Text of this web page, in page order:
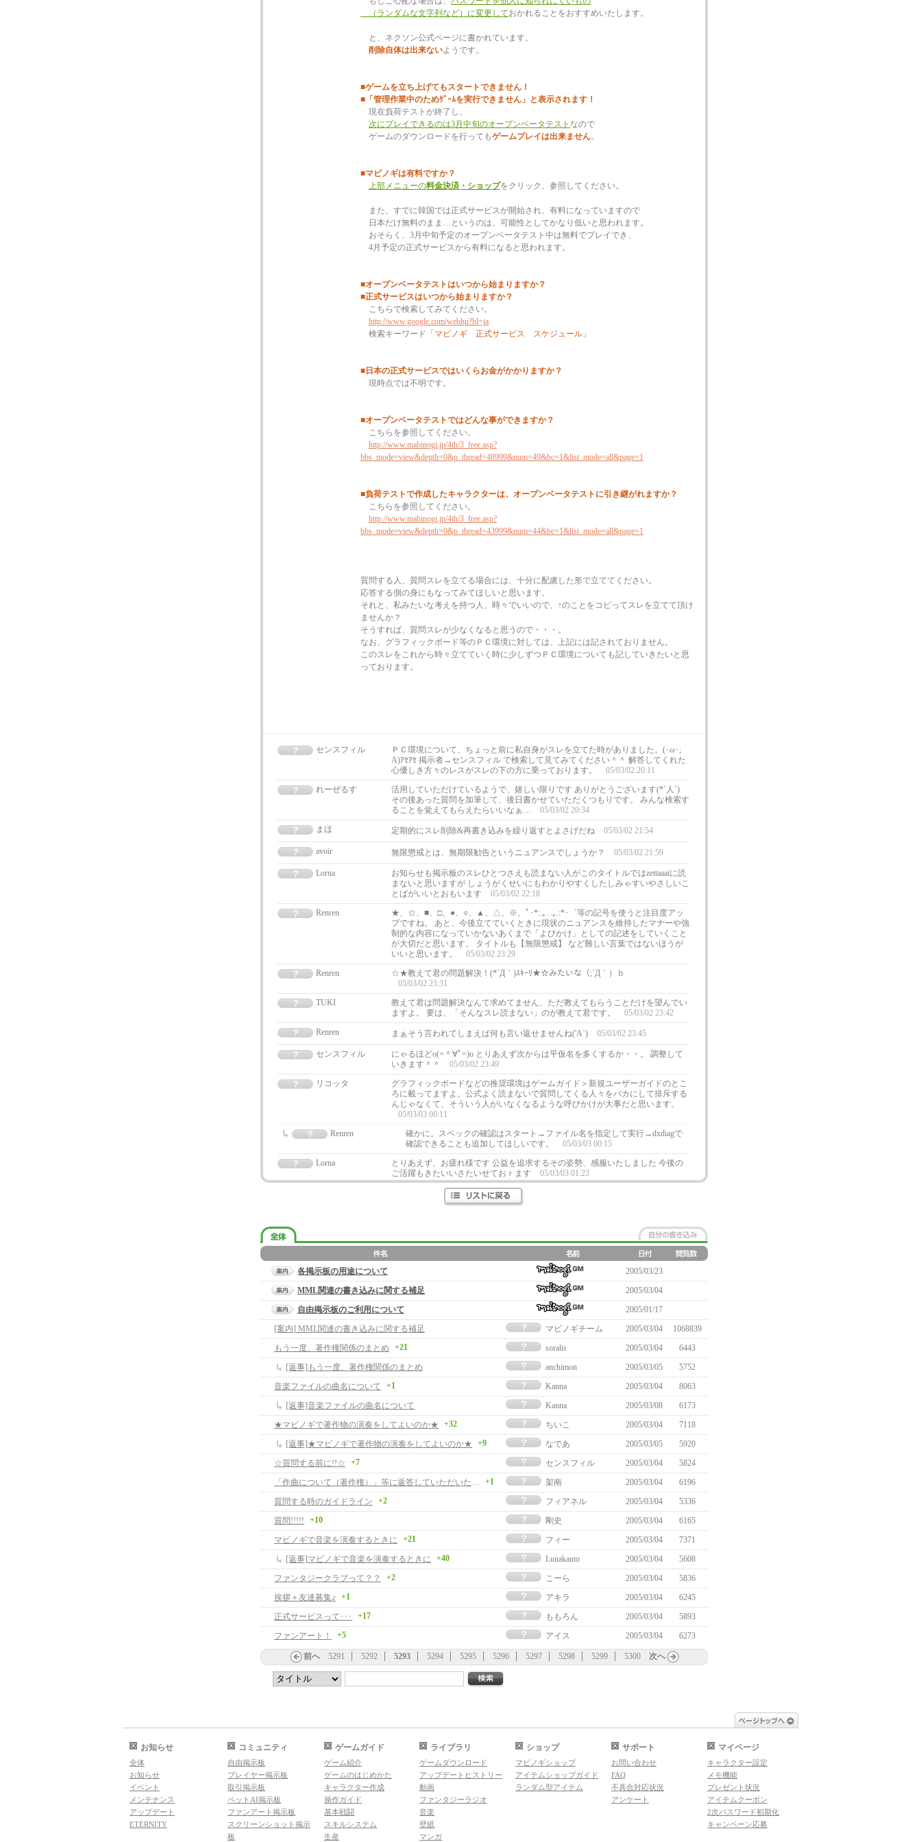
（ランダムな文字列など）に変更しておかれることをおすすめいたします。
と、ネクソン公式ページに書かれています。
削除自体は出来ないようです。
■ゲームを立ち上げてもスタートできません！
■「管理作業中のためｹﾞｰﾑを実行できません」と表示されます！
現在負荷テストが終了し、
次にプレイできるのは3月中旬のオープンベータテスト なので
ゲームのダウンロードを行ってもゲームプレイは出来ません。
■マビノギは有料ですか？
上部メニューの料金決済・ショップをクリック、参照してください。
また、すでに韓国では正式サービスが開始され、有料になっていますので
日本だけ無料のまま…というのは、可能性としてかなり低いと思われます。
おそらく、3月中旬予定のオープンベータテスト中は無料でプレイでき、
4月予定の正式サービスから有料になると思われます。
■オープンベータテストはいつから始まりますか？
■正式サービスはいつから始まりますか？
こちらで検索してみてください。
http://www.google.com/webhp?hl=ja
検索キーワード「 マビノギ 正式サービス スケジュール 」
■日本の正式サービスではいくらお金がかかりますか？
現時点では不明です。
■オープンベータテストではどんな事ができますか？
こちらを参照してください。
http://www.mabinogi.jp/4th/3_free.asp?
bbs_mode=view&depth=0&p_thread=48999&num=49&bc=1&list_mode=all&page=1
■負荷テストで作成したキャラクターは、オープンベータテストに引き継がれますか？
こちらを参照してください。
http://www.mabinogi.jp/4th/3_free.asp?
bbs_mode=view&depth=0&p_thread=43999&num=44&bc=1&list_mode=all&page=1
質問する人、質問スレを立てる場合には、十分に配慮した形で立ててください。
応答する側の身にもなってみてほしいと思います。
それと、私みたいな考えを持つ人、時々でいいので、↑のことをコピってスレを立てて頂け
ませんか？
そうすれば、質問スレが少なくなると思うので・・・。
なお、グラフィックボード等のＰＣ環境に対しては、上記には記されておりません。
このスレをこれから時々立てていく時に少しずつＰＣ環境についても記していきたいと思
っております。
センスフィル
ＰＣ環境について、ちょっと前に私自身がスレを立てた時がありました。(･ω･;
A)ｱｾｱｾ 掲示者→センスフィル で検索して見てみてください＾＾ 解答してくれた
心優しき方々のレスがスレの下の方に乗っております。
05/03/02 20:11
れーぜるす
活用していただけているようで、嬉しい限りです ありがとうございます(*´人`)
その後あった質問を加筆して、後日書かせていただくつもりです。 みんな検索す
ることを覚えてもらえたらいいなぁ…
05/03/02 20:34
まほ
定期的にスレ削除&再書き込みを繰り返すとよさげだね 05/03/02 21:54
avoir 無限懲戒とは、無期限勧告というニュアンスでしょうか？ 05/03/02 21:59
Lorna
お知らせも掲示板のスレひとつさえも読まない人がこのタイトルではzettaaaiに読
まないと思いますが しょうがくせいにもわかりやすくしたしみゃすいやさしいこ
とばがいいとおもいます
05/03/02 22:18
Renren
★、☆、■、□、●、○、▲、△、※、ﾟ･*:.｡. .｡.:*･゜等の記号を使うと注目度アッ
プですね。 あと、今後立てていくときに現状のニュアンスを維持したマナーや強
制的な内容になっていかないあくまで「よびかけ」としての記述をしていくこと
が大切だと思います。 タイトルも【無限懲戒】 など難しい言葉ではないほうが
いいと思います。
05/03/02 23:29
Renren
☆★教えて君の問題解決！(*´Д｀)ｽｷｰﾘ★☆みたいな（;´Д｀）ｂ
05/03/02 23:31
TUKI
教えて君は問題解決なんて求めてません、ただ教えてもらうことだけを望んでい
ますよ。 要は、「そんなスレ読まない」のが教えて君です。
05/03/02 23:42
Renren
まぁそう言われてしまえば何も言い返せませんね('A`) 05/03/02 23:45
センスフィル
にゃるほどo(=＾∀ﾟ=)o とりあえず次からは平仮名を多くするか・・。 調整して
いきます＾＾
05/03/02 23:49
リコッタ
グラフィックボードなどの推奨環境はゲームガイド＞新規ユーザーガイドのとこ
ろに載ってますよ。公式よく読まないで質問してくる人々をバカにして排斥する
んじゃなくて、そういう人がいなくなるような呼びかけが大事だと思います。
05/03/03 00:11
Renren
確かに。スペックの確認はスタート→ファイル名を指定して実行→dxdiagで
確認できることも追加してほしいです。
05/03/03 00:15
Lorna
とりあえず、お疲れ様です 公益を追求するその姿勢、感服いたしました 今後の
ご活躍もきたいいさたいせておｒます
05/03/03 01:23
各掲示板の用途について
2005/03/23
MML関連の書き込みに関する補足
2005/03/04
自由掲示板のご利用について
2005/01/17
[案内] MML関連の書き込みに関する補足
マビノギチーム 2005/03/04
1068839
もう一度、著作権関係のまとめ
+21 soralis 2005/03/04
6443
[返事]もう一度、著作権関係のまとめ
anchimon 2005/03/05
5752
音楽ファイルの曲名について
+1 Kanna 2005/03/04
8063
[返事]音楽ファイルの曲名について
Kanna 2005/03/08
6173
★マビノギで著作物の演奏をしてよいのか★
+32 ちいこ 2005/03/04
7118
[返事]★マビノギで著作物の演奏をしてよいのか★
+9 なであ 2005/03/05
5920
☆質問する前に!!☆
+7 センスフィル 2005/03/04
5824
「作曲について（著作権）」等に返答していただいた方へ
+1 架南 2005/03/04
6196
質問する時のガイドライン
+2 フィアネル 2005/03/04
5336
質問!!!!!
+10 剛史 2005/03/04
6165
マビノギで音楽を演奏するときに
+21 フィー 2005/03/04
7371
[返事]マビノギで音楽を演奏するときに
+40 Lunakanto 2005/03/04
5608
ファンタジークラブって？？
+2 こーら 2005/03/04
5836
挨拶＋友達募集♪
+1 アキラ 2005/03/04
6245
正式サービスって･･･
+17 ももろん 2005/03/04
5893
ファンアート！
+5 アイス 2005/03/04 6273
前へ 5291 5292 5293 5294 5295 5296 5297 5298 5299 5300 次へ
お知らせ
全体
お知らせ
イベント
メンテナンス
アップデート
ETERNITY
コミュニティ
自由掲示板
プレイヤー掲示板
取引掲示板
ペットAI掲示板
ファンアート掲示板
スクリーンショット掲示
板
ゲームガイド
ゲーム紹介
ゲームのはじめかた
キャラクター作成
操作ガイド
基本戦闘
スキルシステム
生産
ライブラリ
ゲームダウンロード
アップデートヒストリー
動画
ファンタジーラジオ
音楽
壁紙
マンガ
ショップ
マビノギショップ
アイテムショップガイド
ランダム型アイテム
サポート
お問い合わせ
FAQ
不具合対応状況
アンケート
マイページ
キャラクター設定
メモ機能
プレゼント状況
アイテムクーポン
2次パスワード初期化
キャンペーン応募